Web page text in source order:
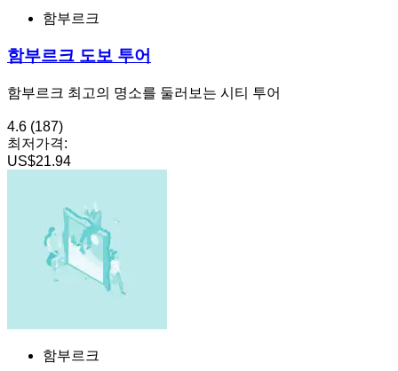
함부르크
함부르크 도보 투어
함부르크 최고의 명소를 둘러보는 시티 투어
4.6 (187)
최저가격:
US$21.94
함부르크